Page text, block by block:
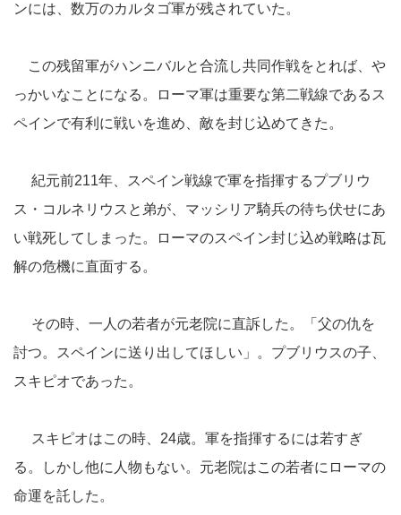
ンには、数万のカルタゴ軍が残されていた。
この残留軍がハンニバルと合流し共同作戦をとれば、や
っかいなことになる。ローマ軍は重要な第二戦線であるス
ペインで有利に戦いを進め、敵を封じ込めてきた。
紀元前211年、スペイン戦線で軍を指揮するプブリウ
ス・コルネリウスと弟が、マッシリア騎兵の待ち伏せにあ
い戦死してしまった。ローマのスペイン封じ込め戦略は瓦
解の危機に直面する。
その時、一人の若者が元老院に直訴した。「父の仇を
討つ。スペインに送り出してほしい」。プブリウスの子、
スキピオであった。
スキピオはこの時、24歳。軍を指揮するには若すぎ
る。しかし他に人物もない。元老院はこの若者にローマの
命運を託した。